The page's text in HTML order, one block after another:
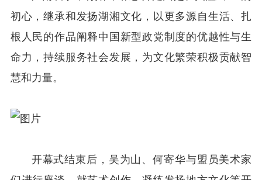
初心，继承和发扬湖湘文化，以更多源自生活、扎
根人民的作品阐释中国新型政党制度的优越性与生
命力，持续服务社会发展，为文化繁荣积极贡献智
慧和力量。
开幕式结束后，吴为山、何寄华与盟员美术家